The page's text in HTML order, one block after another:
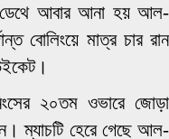
ডেথে আবার আনা হয় আল-
বোলিংয়ে মাত্র চার রান
২০তম ওভারে জোড়া
ম্যাচটি হেরে গেছে আল-